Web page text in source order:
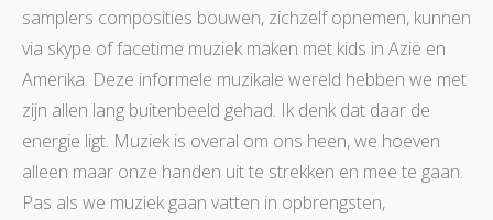
samplers composities bouwen, zichzelf opnemen, kunnen
via skype of facetime muziek maken met kids in Azië en
Amerika. Deze informele muzikale wereld hebben we met
zijn allen lang buitenbeeld gehad. Ik denk dat daar de
energie ligt. Muziek is overal om ons heen, we hoeven
alleen maar onze handen uit te strekken en mee te gaan.
Pas als we muziek gaan vatten in opbrengsten,